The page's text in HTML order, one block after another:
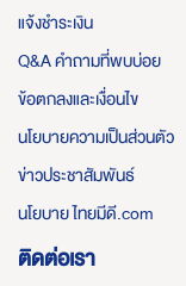
แจ้งชำระเงิน
Q&A คำถามที่พบบ่อย
ข้อตกลงและเงื่อนไข
นโยบายความเป็นส่วนตัว
ข่าวประชาสัมพันธ์
นโยบาย ไทยมีดี.com
ติดต่อเรา